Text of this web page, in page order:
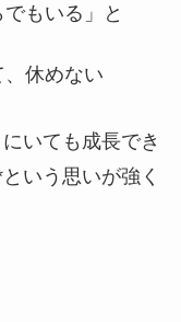
もいる」と
休めない
いても成長でき
いう思いが強く